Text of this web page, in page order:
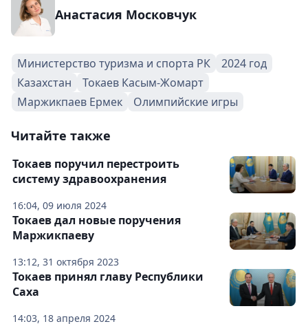
Анастасия Московчук
Министерство туризма и спорта РК
2024 год
Казахстан
Токаев Касым-Жомарт
Маржикпаев Ермек
Олимпийские игры
Читайте также
16:04, 09 июля 2024
Токаев поручил перестроить
систему здравоохранения
13:12, 31 октября 2023
Токаев дал новые поручения
Маржикпаеву
14:03, 18 апреля 2024
Токаев принял главу Республики
Саха